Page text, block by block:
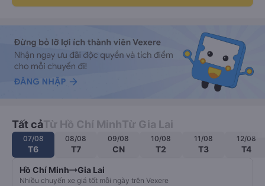
Tất cảTừ Hồ Chí MinhTừ Gia Lai
07/08
T6
08/08
T7
09/08
CN
10/08
T2
11/08
T3
12/08
T4
Hồ Chí Minh Gia Lai
Nhiều chuyến xe giá tốt mỗi ngày trên Vexere